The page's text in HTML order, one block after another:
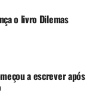
pessoas podem se
da
enviar o CEP
Em seguida,
o número
sempre que elas
o livro Dilemas
a escrever após